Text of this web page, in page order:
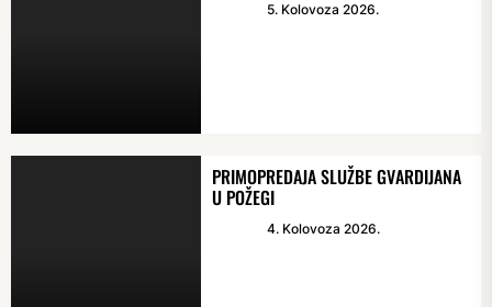
5. Kolovoza 2026.
PRIMOPREDAJA SLUŽBE GVARDIJANA
U POŽEGI
4. Kolovoza 2026.